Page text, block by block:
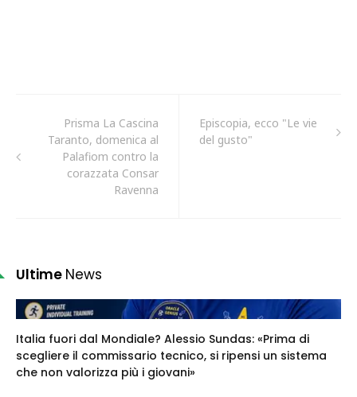
Prisma La Cascina
Taranto, domenica al
Palafiom contro la
corazzata Consar
Ravenna
Episcopia, ecco "Le vie
del gusto"
Ultime News
Italia fuori dal Mondiale? Alessio Sundas: «Prima di
scegliere il commissario tecnico, si ripensi un sistema
che non valorizza più i giovani»